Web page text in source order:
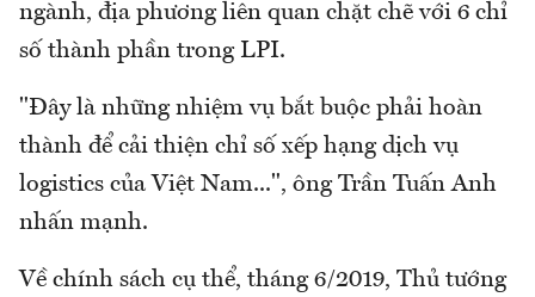
ngành, địa phương liên quan chặt chẽ với 6 chỉ
số thành phần trong LPI.
"Đây là những nhiệm vụ bắt buộc phải hoàn
thành để cải thiện chỉ số xếp hạng dịch vụ
logistics của Việt Nam...", ông Trần Tuấn Anh
nhấn mạnh.
Về chính sách cụ thể, tháng 6/2019, Thủ tướng